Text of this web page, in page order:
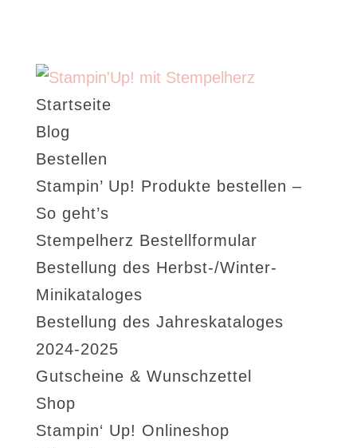
Startseite
Blog
Bestellen
Stampin’ Up! Produkte bestellen –
So geht’s
Stempelherz Bestellformular
Bestellung des Herbst-/Winter-
Minikataloges
Bestellung des Jahreskataloges
2024-2025
Gutscheine & Wunschzettel
Shop
Stampin‘ Up! Onlineshop